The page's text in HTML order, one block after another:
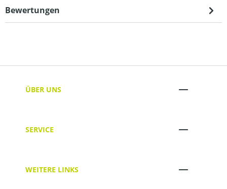
Bewertungen
ÜBER UNS
SERVICE
WEITERE LINKS